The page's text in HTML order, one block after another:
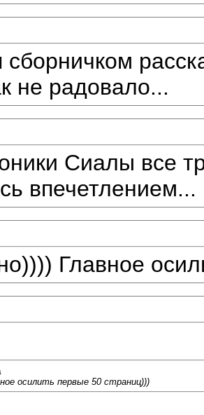
сборничком
не радовало...
Сиалы все
впечетлением...
Главное
осилить первые 50 страниц)))